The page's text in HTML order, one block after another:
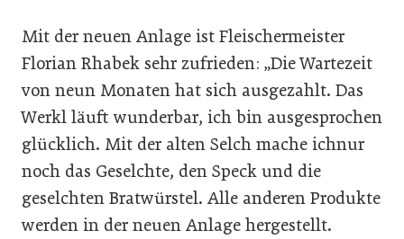
Mit der neuen Anlage ist Fleischermeister
Florian Rhabek sehr zufrieden: „Die Wartezeit
von neun Monaten hat sich ausgezahlt. Das
Werkl läuft wunderbar, ich bin ausgesprochen
glücklich. Mit der alten Selch mache ichnur
noch das Geselchte, den Speck und die
geselchten Bratwürstel. Alle anderen Produkte
werden in der neuen Anlage hergestellt.